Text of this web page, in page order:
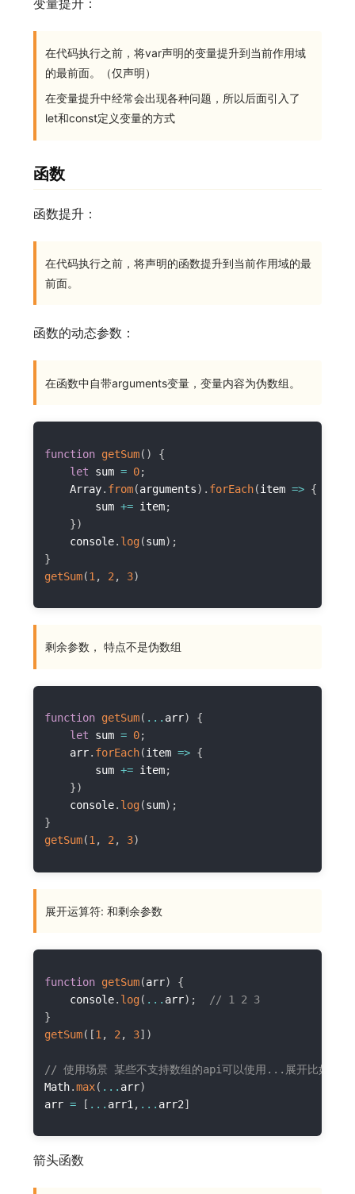
在代码执行之前，将var声明的变量提升到当前作用域
的最前面。（仅声明）
在变量提升中经常会出现各种问题，所以后面引入了
let和const定义变量的方式
函数
函数提升：
在代码执行之前，将声明的函数提升到当前作用域的最
前面。
函数的动态参数：
在函数中自带arguments变量，变量内容为伪数组。
function getSum( )
{
let sum = 0;
    Array
. from(arguments) . forEach(item => {
        sum
+= item;
})
    console
. log(sum) ;
}
getSum(1 , 2 , 3)
剩余参数， 特点不是伪数组
function getSum( ... arr)
{
let sum = 0;
    arr
. forEach(item => {
        sum
+= item;
})
    console
. log(sum) ;
}
getSum(1 , 2 , 3)
展开运算符: 和剩余参数
function getSum(arr)
{
    console
. log( ... arr) ;
// 1 2 3
}
getSum( [1 , 2 , 3] )
// 使用场景 某些不支持数组的api可以使用...展开比如
Math.max( ... arr)
arr = [ ... arr1 , ... arr2]
箭头函数